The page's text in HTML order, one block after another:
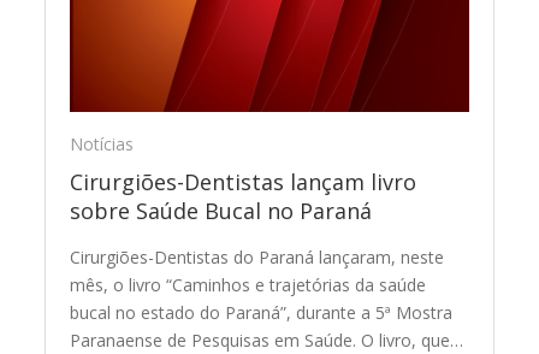
Notícias
Cirurgiões-Dentistas lançam livro
sobre Saúde Bucal no Paraná
Cirurgiões-Dentistas do Paraná lançaram, neste
mês, o livro “Caminhos e trajetórias da saúde
bucal no estado do Paraná”, durante a 5ª Mostra
Paranaense de Pesquisas em Saúde. O livro, que…